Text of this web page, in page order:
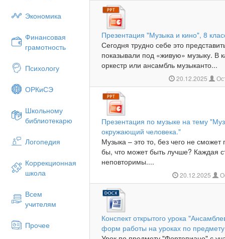
Экономика
Финансовая
грамотность
Психологу
ОРКиСЭ
Школьному
библиотекарю
Логопедия
Коррекционная
школа
Всем
учителям
Прочее
Презентация "Музыка и кино", 8
Сегодня трудно себе это
показывали под «живую» музыку. В
оркестр или ансамбль музыканто...
20.12.2025
Презентация по музыке на тему
окружающий человека."
Музыка – это то, без чего не
бы, что может быть лучше? Каждая
неповторимы....
20.12.2025
Конспект открытого урока
форм работы на уроках по